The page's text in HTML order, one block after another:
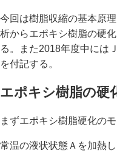
今回は樹脂収縮の基本原
析からエポキシ樹脂の硬
る。また2018年度中には
を付記する。
エポキシ樹脂の硬
まずエポキシ樹脂硬化の
常温の液状状態Ａを加熱